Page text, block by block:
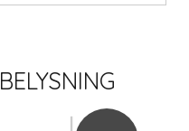
BELYSNING